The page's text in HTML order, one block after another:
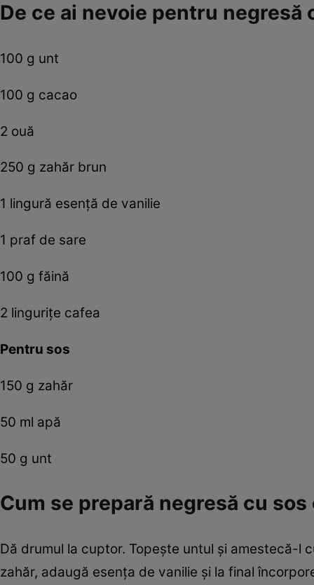
De ce ai nevoie pentru negresă
100 g unt
100 g cacao
2 ouă
250 g zahăr brun
1 lingură esenţă de vanilie
1 praf de sare
100 g făină
2 linguriţe cafea
Pentru sos
150 g zahăr
50 ml apă
50 g unt
Cum se prepară negresă cu sos
Dă drumul la cuptor. Topeşte untul şi amestecă-l
zahăr, adaugă esenţa de vanilie şi la final